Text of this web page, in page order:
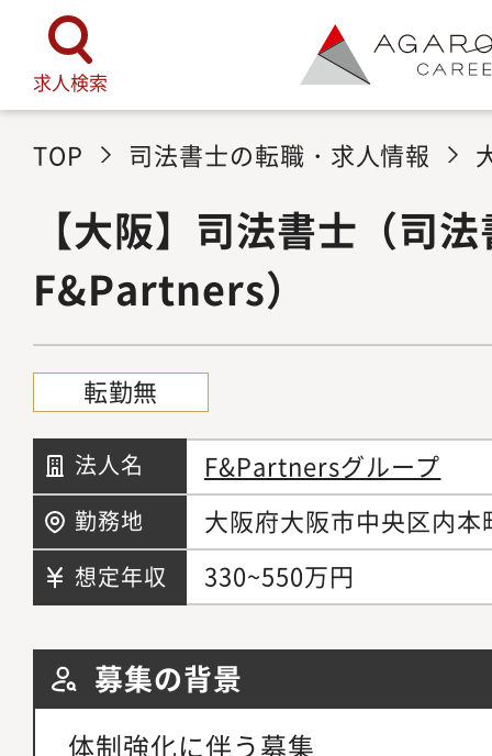
求人検索
TOP 司法書士の転職・求人情報
【大阪】司法書士（司
F&Partners）
転勤無
法人名 F&Partnersグループ
勤務地 大阪府大阪市中央区内
想定年収 330~550万円
募集の背景
体制強化に伴う募集